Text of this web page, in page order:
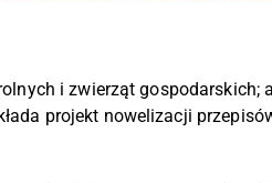
i zwierząt gospodarskich;
projekt nowelizacji